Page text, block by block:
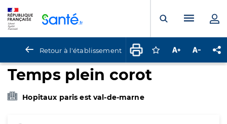
Ouvrir laMenu
Retour à l'établissement Connectez-vous
Augmenter la
Temps plein corot
Hopitaux paris est val-de-marne